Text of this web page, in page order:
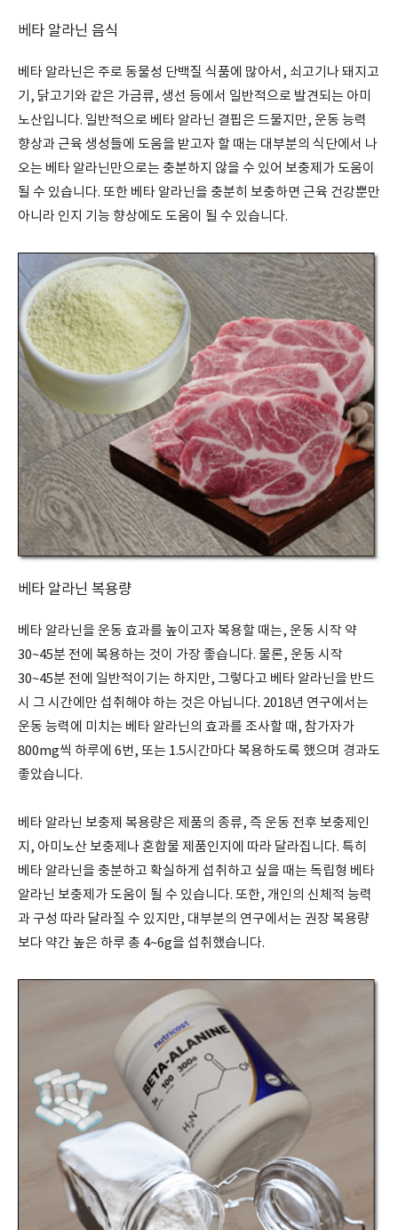
베타 알라닌 음식
베타 알라닌은 주로 동물성 단백질 식품에 많아서, 쇠고기나 돼지고
기, 닭고기와 같은 가금류, 생선 등에서 일반적으로 발견되는 아미
노산입니다. 일반적으로 베타 알라닌 결핍은 드물지만, 운동 능력
향상과 근육 생성들에 도움을 받고자 할 때는 대부분의 식단에서 나
오는 베타 알라닌만으로는 충분하지 않을 수 있어 보충제가 도움이
될 수 있습니다. 또한 베타 알라닌을 충분히 보충하면 근육 건강뿐만
아니라 인지 기능 향상에도 도움이 될 수 있습니다.
베타 알라닌 복용량
베타 알라닌을 운동 효과를 높이고자 복용할 때는, 운동 시작 약
30~45분 전에 복용하는 것이 가장 좋습니다. 물론, 운동 시작
30~45분 전에 일반적이기는 하지만, 그렇다고 베타 알라닌을 반드
시 그 시간에만 섭취해야 하는 것은 아닙니다. 2018년 연구에서는
운동 능력에 미치는 베타 알라닌의 효과를 조사할 때, 참가자가
800mg씩 하루에 6번, 또는 1.5시간마다 복용하도록 했으며 경과도
좋았습니다.
베타 알라닌 보충제 복용량은 제품의 종류, 즉 운동 전후 보충제인
지, 아미노산 보충제나 혼합물 제품인지에 따라 달라집니다. 특히
베타 알라닌을 충분하고 확실하게 섭취하고 싶을 때는 독립형 베타
알라닌 보충제가 도움이 될 수 있습니다. 또한, 개인의 신체적 능력
과 구성 따라 달라질 수 있지만, 대부분의 연구에서는 권장 복용량
보다 약간 높은 하루 총 4~6g을 섭취했습니다.